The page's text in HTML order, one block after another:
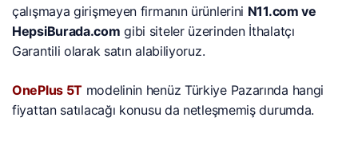
çalışmaya girişmeyen firmanın ürünlerini N11.com ve
HepsiBurada.com gibi siteler üzerinden İthalatçı
Garantili olarak satın alabiliyoruz.
OnePlus 5T modelinin henüz Türkiye Pazarında hangi
fiyattan satılacağı konusu da netleşmemiş durumda.